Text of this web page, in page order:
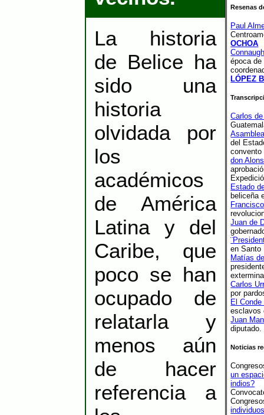
Estado
Para
sobre
Carlos
Les
Resenas
Paul
OCHOA
época
LÓPEZ
Carlos
del
convento
don
Estado
beliceña
Juan de
en Santo
Matías
Carlos
por
El
esclavos
Juan
diputado.
Noticias
un
indios?
La historia
de Belice ha
sido una
historia
olvidada por
los
académicos
de América
Latina y del
Caribe, que
poco se han
ocupado de
relatarla y
menos aún
de hacer
referencia a